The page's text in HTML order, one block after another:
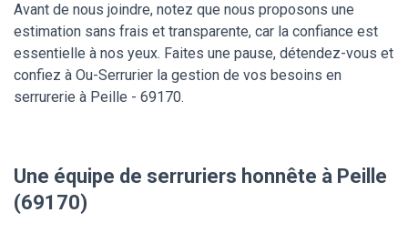
Avant de nous joindre, notez que nous proposons une
estimation sans frais et transparente, car la confiance est
essentielle à nos yeux. Faites une pause, détendez-vous et
confiez à Ou-Serrurier la gestion de vos besoins en
serrurerie à Peille - 69170.
Une équipe de serruriers honnête à Peille
(69170)